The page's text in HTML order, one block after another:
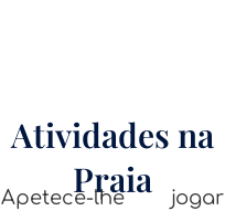
Atividades na
Praia
Apetece-lhe jogar